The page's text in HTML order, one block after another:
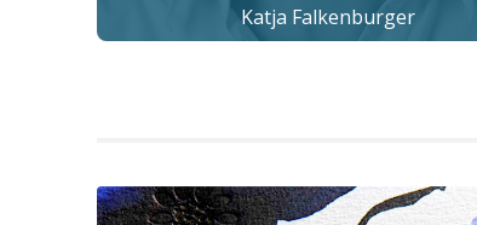
Katja Falkenburger